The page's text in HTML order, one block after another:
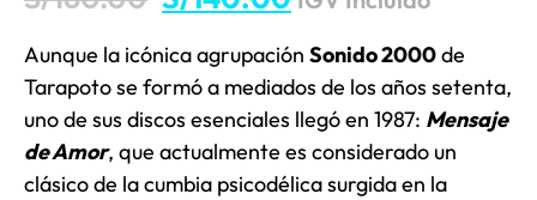
Aunque la icónica agrupación Sonido 2000de
Tarapoto se formó a mediados de los años setenta,
uno de sus discos esenciales llegó en 1987: Mensaje
de Amor, que actualmente es considerado un
clásico de la cumbia psicodélica surgida en la